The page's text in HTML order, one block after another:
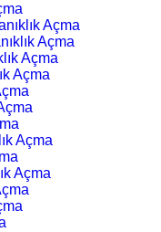
Açma
Açma
Açma
Açma
Açma
Açma